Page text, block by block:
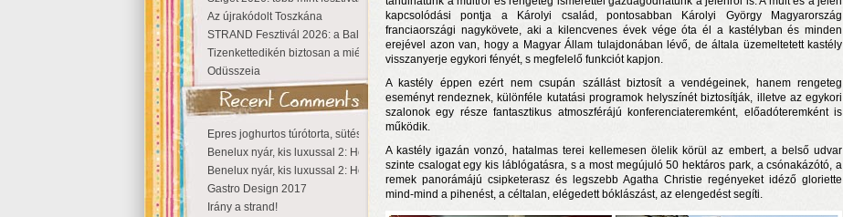
Az újrakódolt Toszkána
STRAND Fesztivál 2026: a Balaton partján a nyár még tart!
Tizenkettedikén biztosan a miénk a Sziget!
Odüsszeia
Epres joghurtos túrótorta, sütés nélkül
Benelux nyár, kis luxussal 2: Hollandia
Benelux nyár, kis luxussal 2: Hollandia
Gastro Design 2017
Irány a strand!
kapcsolódási pontja a Károlyi család, pontosabban Károlyi György Magyarország
franciaországi nagykövete, aki a kilencvenes évek vége óta él a kastélyban és minden
erejével azon van, hogy a Magyar Állam tulajdonában lévő, de általa üzemeltetett kastély
visszanyerje egykori fényét, s megfelelő funkciót kapjon.
A kastély éppen ezért nem csupán szállást biztosít a vendégeinek, hanem rengeteg
eseményt rendeznek, különféle kutatási programok helyszínét biztosítják, illetve az egykori
szalonok egy része fantasztikus atmoszférájú konferenciateremként, előadóteremként is
működik.
A kastély igazán vonzó, hatalmas terei kellemesen ölelik körül az embert, a belső udvar
szinte csalogat egy kis láblógatásra, s a most megújuló 50 hektáros park, a csónakázótó, a
remek panorámájú csipketerasz és legszebb Agatha Christie regényeket idéző gloriette
mind-mind a pihenést, a céltalan, elégedett bóklászást, az elengedést segíti.